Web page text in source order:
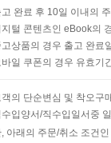
고 완료 후 10일 이내의
지털 콘텐츠인 eBook의
고상품의 경우 출고 완료
바일 쿠폰의 경우 유효기
객의 단순변심 및 착오구
수입양서/직수입일서중
, 아래의 주문/취소 조건